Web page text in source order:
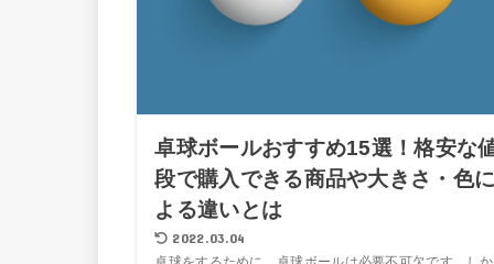
卓球ボールおすすめ15選！格安な
段で購入できる商品や大きさ・色に
よる違いとは
2022.03.04